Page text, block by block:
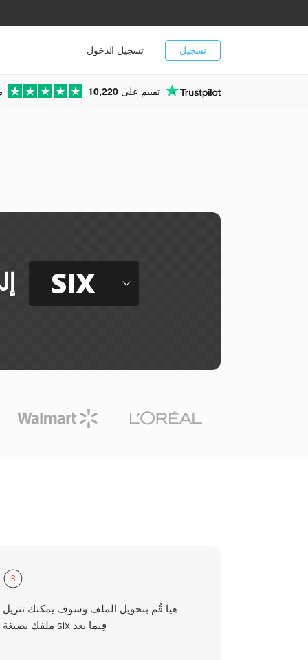
تسجيل تسجيل الدخول
10,220 تقييم على
SIX
3
هيا قُم بتحويل الملف وسوف يمكنك تنزيل
ملفك بصيغة six فِيما بعد